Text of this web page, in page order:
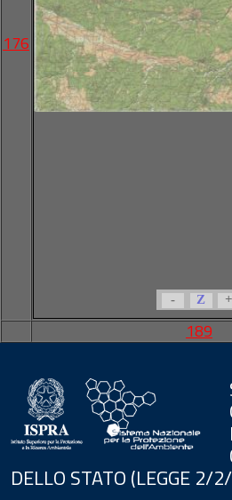
176
- Z +
189
DELLO STATO (LEGGE 2/